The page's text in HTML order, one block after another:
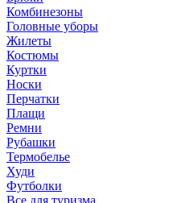
Комбинезоны
Головные уборы
Жилеты
Костюмы
Куртки
Носки
Перчатки
Плащи
Ремни
Рубашки
Термобелье
Худи
Футболки
Все для туризма